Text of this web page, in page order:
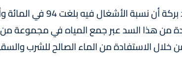
وبخصوص سد فاصك، أكد السيد
من هذا السد عبر جمع المياه في مجموعة
الاستفادة من الماء الصالح للشرب